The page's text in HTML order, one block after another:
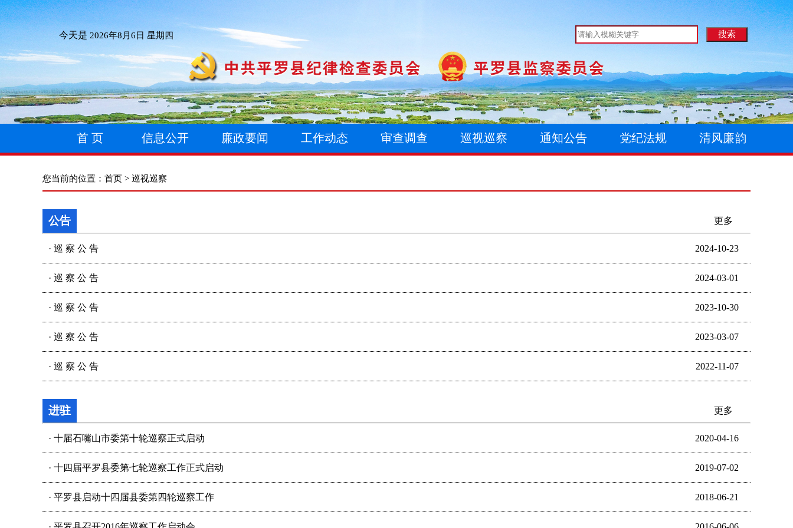
今天是 2026年8月6日 星期四
首 页 信息公开 廉政要闻 工作动态 审查调查 巡视巡察 通知公告 党纪法规 清风廉韵
您当前的位置： 首页 > 巡视巡察
公告 更多
· 巡 察 公 告 2024-10-23
· 巡 察 公 告 2024-03-01
· 巡 察 公 告 2023-10-30
· 巡 察 公 告 2023-03-07
· 巡 察 公 告 2022-11-07
进驻 更多
· 十届石嘴山市委第十轮巡察正式启动 2020-04-16
· 十四届平罗县委第七轮巡察工作正式启动 2019-07-02
· 平罗县启动十四届县委第四轮巡察工作 2018-06-21